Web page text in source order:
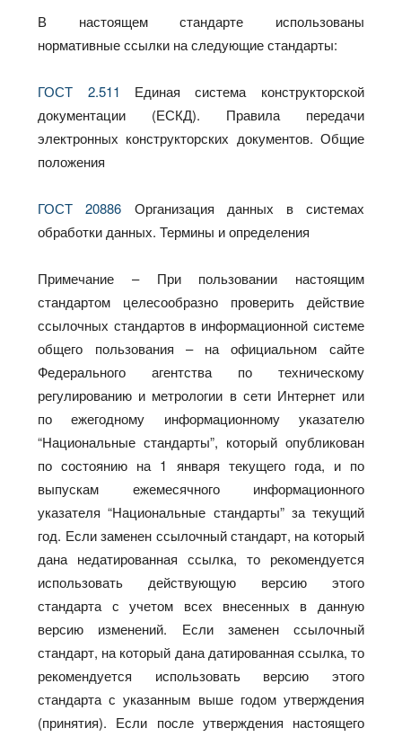
В настоящем стандарте использованы
нормативные ссылки на следующие стандарты:
ГОСТ 2.511
Единая система конструкторской
документации (ЕСКД). Правила передачи
электронных конструкторских документов. Общие
положения
ГОСТ 20886
Организация данных в системах
обработки данных. Термины и определения
Примечание – При пользовании настоящим
стандартом целесообразно проверить действие
ссылочных стандартов в информационной системе
общего пользования – на официальном сайте
Федерального агентства по техническому
регулированию и метрологии в сети Интернет или
по ежегодному информационному указателю
“Национальные стандарты”, который опубликован
по состоянию на 1 января текущего года, и по
выпускам ежемесячного информационного
указателя “Национальные стандарты” за текущий
год. Если заменен ссылочный стандарт, на который
дана недатированная ссылка, то рекомендуется
использовать действующую версию этого
стандарта с учетом всех внесенных в данную
версию изменений. Если заменен ссылочный
стандарт, на который дана датированная ссылка, то
рекомендуется использовать версию этого
стандарта с указанным выше годом утверждения
(принятия). Если после утверждения настоящего